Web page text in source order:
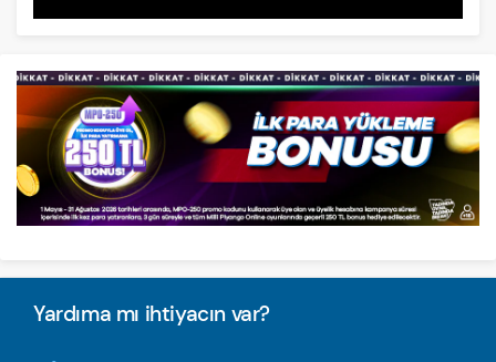
Yardıma mı ihtiyacın var?